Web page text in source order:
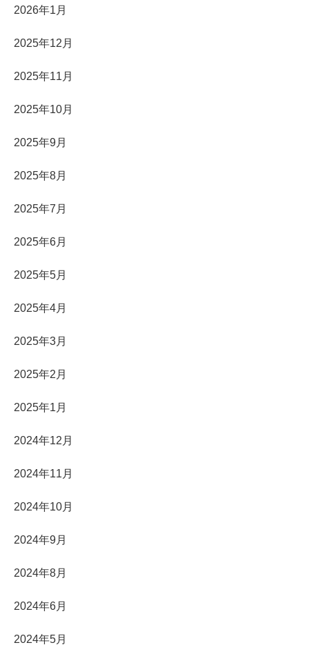
2026年1月
2025年12月
2025年11月
2025年10月
2025年9月
2025年8月
2025年7月
2025年6月
2025年5月
2025年4月
2025年3月
2025年2月
2025年1月
2024年12月
2024年11月
2024年10月
2024年9月
2024年8月
2024年6月
2024年5月